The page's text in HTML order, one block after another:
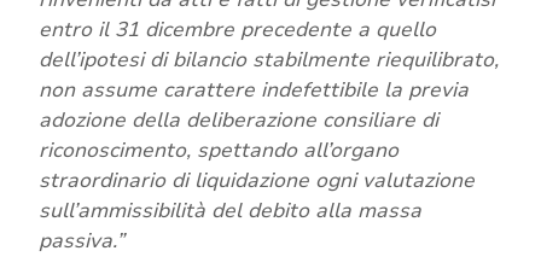
entro il 31 dicembre precedente a quello
dell’ipotesi di bilancio stabilmente riequilibrato,
non assume carattere indefettibile la previa
adozione della deliberazione consiliare di
riconoscimento, spettando all’organo
straordinario di liquidazione ogni valutazione
sull’ammissibilità del debito alla massa
passiva.”